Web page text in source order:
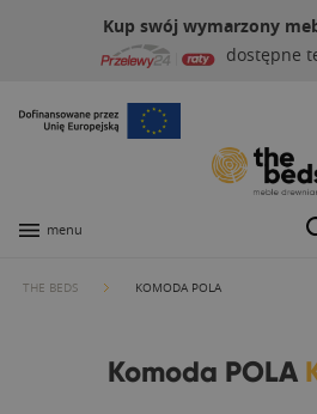
Kup swój wymarzony
dostępne
menu
THE BEDS KOMODA POLA
Komoda POLA